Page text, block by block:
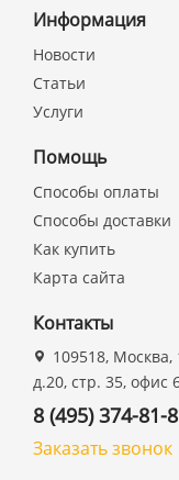
Информация
Новости
Статьи
Услуги
Помощь
Способы оплаты
Способы доставки
Как купить
Карта сайта
Контакты
109518,
д.20, стр. 35, офис
8 (495) 374-81-
Заказать звонок